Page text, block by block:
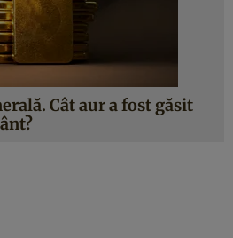
Cât aur a fost găsit